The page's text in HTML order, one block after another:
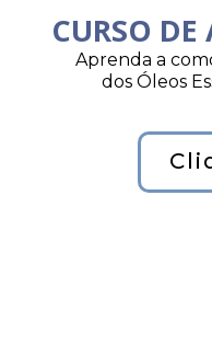
CURSO
Aprenda a
dos Óleos